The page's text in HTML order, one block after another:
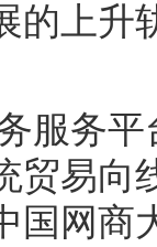
的上升
务平
贸易向
国网商